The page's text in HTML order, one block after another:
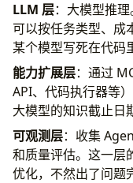
LLM 层：大模型推
可以按任务类型、成
某个模型写死在代码
能力扩展层：通过
API、代码执行器等
大模型的知识截止日
可观测层：收集
和质量评估。这一层
优化，不然出了问题